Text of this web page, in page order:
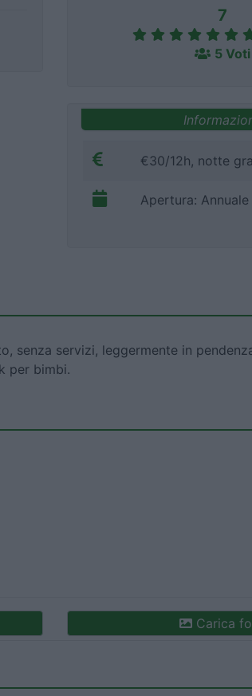
7
5 Voti
€30/12h, notte
Apertura: Annuale
senza servizi, leggermente in
per bimbi.
Carica